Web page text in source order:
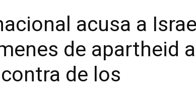
acusa a Israel
de apartheid a
de los